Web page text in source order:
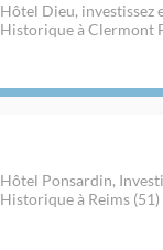
Hôtel Dieu, investissez
Historique à Clermont
Hôtel Ponsardin,
Historique à Reims (51)